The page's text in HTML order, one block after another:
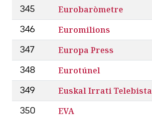
345 Eurobaròmetre
346 Euromilions
347 Europa Press
348 Eurotúnel
349 Euskal Irrati Telebista
350 EVA